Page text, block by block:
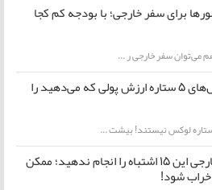
برای سفر خارجی؛ با بودجه کم کجا
می‌توان سفر خارجی ر ...
چرا بعضی هتل‌های ۵ ستاره ارزش پولی که می‌دهید را
قبل از سفر خارجی این ۱۵ اشتباه را انجام ندهید؛ ممکن
شود!